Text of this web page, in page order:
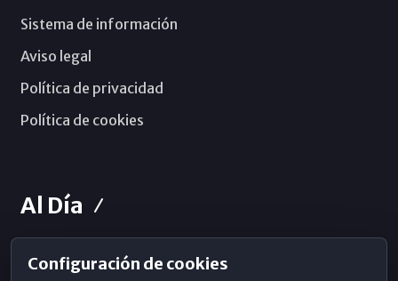
Sistema de información
Aviso legal
Política de privacidad
Política de cookies
Al Día
Horarios de Misa
Configuración de cookies